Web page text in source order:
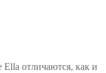
Ella отличаются, как и